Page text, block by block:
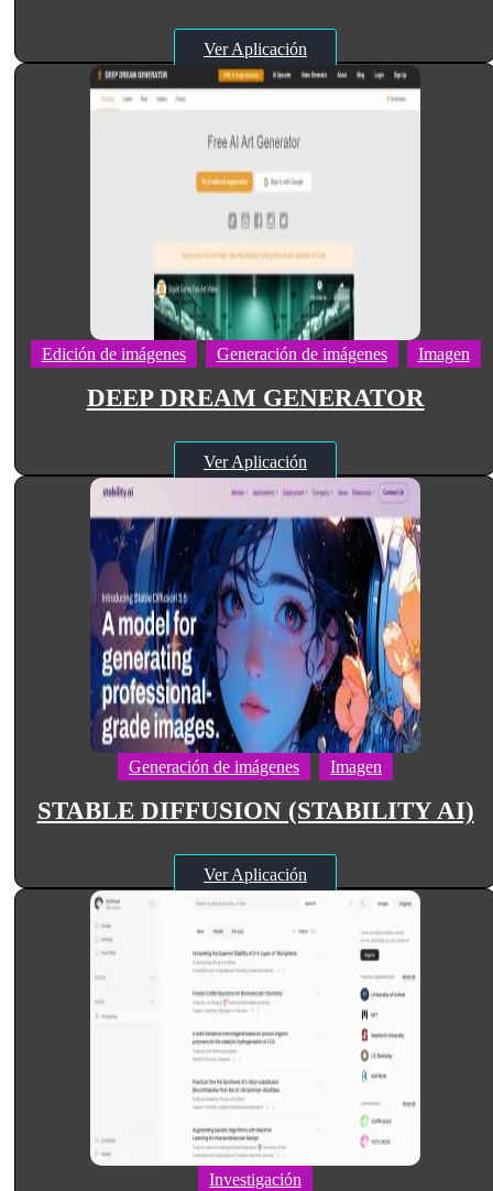
Ver Aplicación
Edición de imágenes Generación de imágenes Imagen
DEEP DREAM GENERATOR
Ver Aplicación
Generación de imágenes Imagen
STABLE DIFFUSION (STABILITY AI)
Ver Aplicación
Investigación